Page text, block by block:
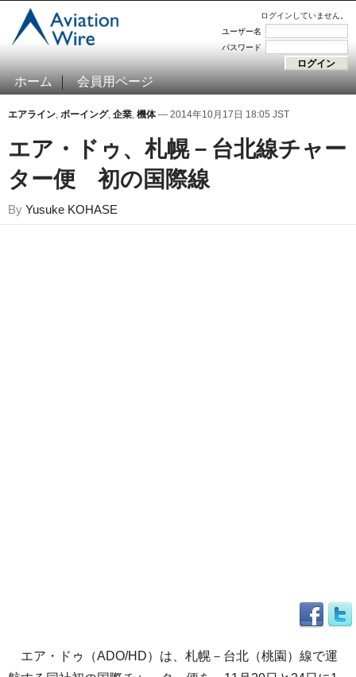
ログインしていません。
ユーザー名
パスワード
ホーム 会員用ページ
エアライン, ボーイング, 企業, 機体— 2014年10月17日 18:05 JST
エア・ドゥ、札幌－台北線チャー
ター便 初の国際線
By Yusuke KOHASE
エア・ドゥ（ADO/HD）は、札幌－台北（桃園）線で運